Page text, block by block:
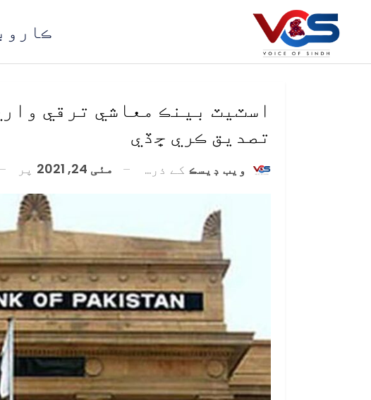
اسٽيٽ بينڪ معاشي ترقي
تصديق ڪري ڇڏي
ويب ڊيسڪ کے ذریعہ مئی 24, 2021 پر